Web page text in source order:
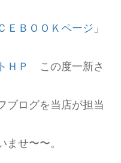
ＥＢＯＯＫページ」
ＨＰ
この度一新さ
ブログを当店が担当
せ〜〜。